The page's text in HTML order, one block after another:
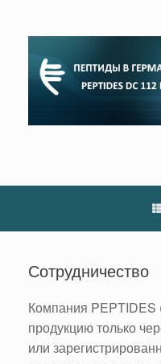
содержанию
Сотрудничество
Компания
продукцию только
или